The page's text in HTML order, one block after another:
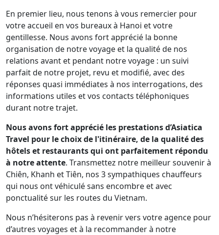
En premier lieu, nous tenons à vous remercier pour
votre accueil en vos bureaux à Hanoi et votre
gentillesse. Nous avons fort apprécié la bonne
organisation de notre voyage et la qualité de nos
relations avant et pendant notre voyage : un suivi
parfait de notre projet, revu et modifié, avec des
réponses quasi immédiates à nos interrogations, des
informations utiles et vos contacts téléphoniques
durant notre trajet.
Nous avons fort apprécié les prestations d’Asiatica
Travel pour le choix de l'itinéraire, de la qualité des
hôtels et restaurants qui ont parfaitement répondu
à notre attente. Transmettez notre meilleur souvenir à
Chiên, Khanh et Tiên, nos 3 sympathiques chauffeurs
qui nous ont véhiculé sans encombre et avec
ponctualité sur les routes du Vietnam.
Nous n’hésiterons pas à revenir vers votre agence pour
d’autres voyages et à la recommander à notre